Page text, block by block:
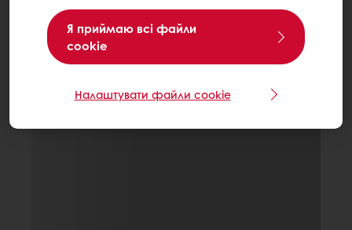
Я приймаю всі файли
cookie
Налаштувати файли cookie